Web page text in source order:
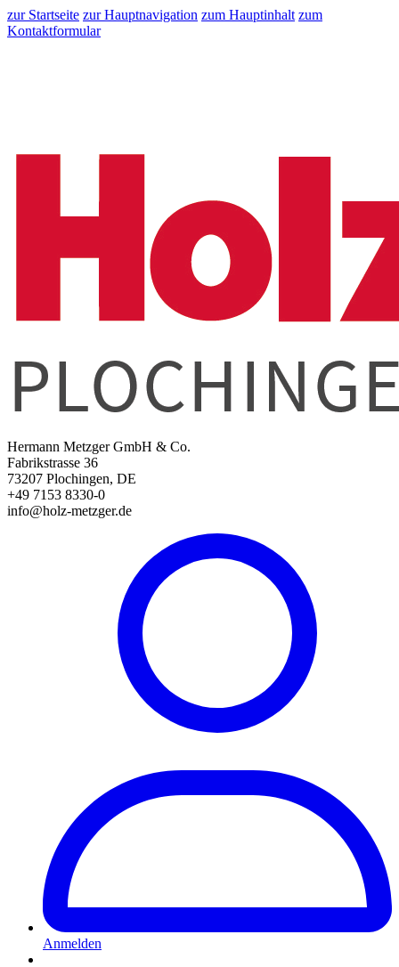
zur Startseite zur Hauptnavigation zum Hauptinhalt zum
Kontaktformular
Hermann Metzger GmbH & Co.
Fabrikstrasse 36
73207 Plochingen, DE
+49 7153 8330-0
info@holz-metzger.de
Anmelden